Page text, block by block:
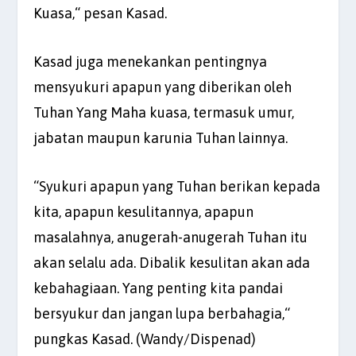
Kuasa,“ pesan Kasad.
Kasad juga menekankan pentingnya
mensyukuri apapun yang diberikan oleh
Tuhan Yang Maha kuasa, termasuk umur,
jabatan maupun karunia Tuhan lainnya.
“Syukuri apapun yang Tuhan berikan kepada
kita, apapun kesulitannya, apapun
masalahnya, anugerah-anugerah Tuhan itu
akan selalu ada. Dibalik kesulitan akan ada
kebahagiaan. Yang penting kita pandai
bersyukur dan jangan lupa berbahagia,“
pungkas Kasad. (Wandy/Dispenad)